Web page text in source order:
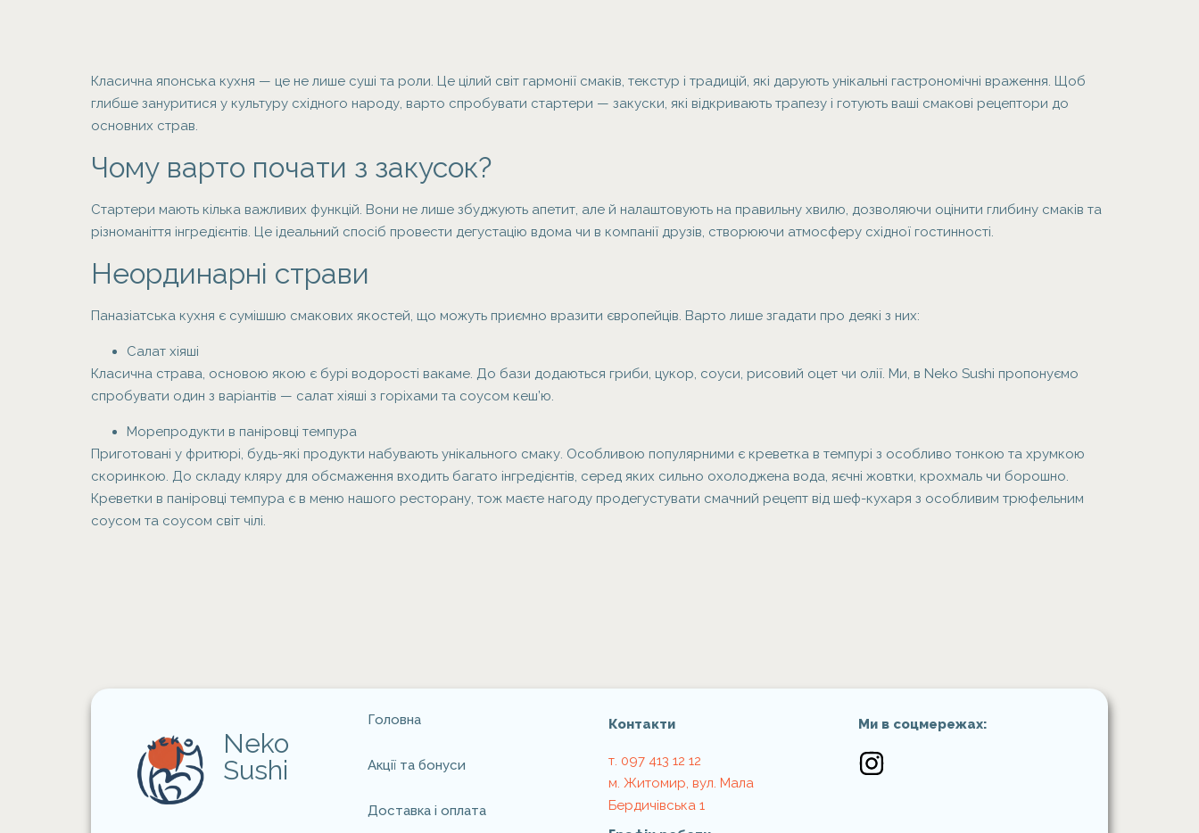
Класична японська кухня — це не лише суші та роли. Це цілий світ гармонії смаків, текстур і традицій, які дарують унікальні гастрономічні враження. Щоб
глибше зануритися у культуру східного народу, варто спробувати стартери — закуски, які відкривають трапезу і готують ваші смакові рецептори до
основних страв.
Чому варто почати з закусок?
Стартери мають кілька важливих функцій. Вони не лише збуджують апетит, але й налаштовують на правильну хвилю, дозволяючи оцінити глибину смаків та
різноманіття інгредієнтів. Це ідеальний спосіб провести дегустацію вдома чи в компанії друзів, створюючи атмосферу східної гостинності.
Неординарні страви
Паназіатська кухня є сумішшю смакових якостей, що можуть приємно вразити європейців. Варто лише згадати про деякі з них:
Салат хіяші
Класична страва, основою якою є бурі водорості вакаме. До бази додаються гриби, цукор, соуси, рисовий оцет чи олії. Ми, в Neko Sushi пропонуємо
спробувати один з варіантів — салат хіяші з горіхами та соусом кеш’ю.
Морепродукти в паніровці темпура
Приготовані у фритюрі, будь-які продукти набувають унікального смаку. Особливою популярними є креветка в темпурі з особливо тонкою та хрумкою
скоринкою. До складу кляру для обсмаження входить багато інгредієнтів, серед яких сильно охолоджена вода, яєчні жовтки, крохмаль чи борошно.
Креветки в паніровці темпура є в меню нашого ресторану, тож маєте нагоду продегустувати смачний рецепт від шеф-кухаря з особливим трюфельним
соусом та соусом світ чілі.
Neko
Sushi
Головна
Акції та бонуси
Доставка i оплата
Контакти
т. 097 413 12 12
м. Житомир, вул. Мала
Бердичівська 1
Ми в соцмережах: